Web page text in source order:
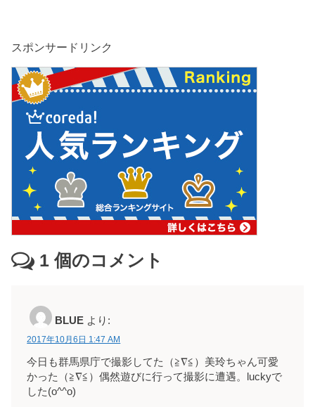
スポンサードリンク
1 個のコメント
BLUE より:
2017年10月6日 1:47 AM
今日も群馬県庁で撮影してた（≧∇≦）美玲ちゃん可愛
かった（≧∇≦）偶然遊びに行って撮影に遭遇。luckyで
した(o^^o)